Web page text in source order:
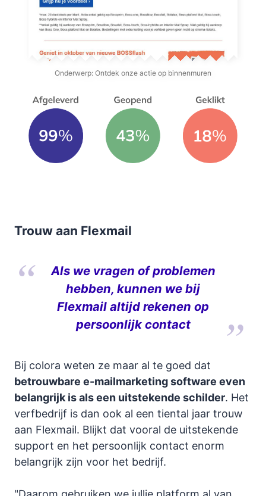
Onderwerp: Ontdek onze actie op binnenmuren
Trouw aan Flexmail
Als we vragen of problemen
hebben, kunnen we bij
Flexmail altijd rekenen op
persoonlijk contact
Bij colora weten ze maar al te goed dat
betrouwbare e-mailmarketing software even
belangrijk is als een uitstekende schilder. Het
verfbedrijf is dan ook al een tiental jaar trouw
aan Flexmail. Blijkt dat vooral de uitstekende
support en het persoonlijk contact enorm
belangrijk zijn voor het bedrijf.